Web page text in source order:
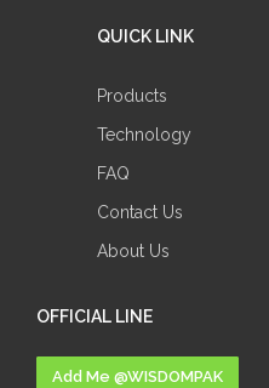
QUICK LINK
Products
Technology
FAQ
Contact Us
About Us
OFFICIAL LINE
Add Me @WISDOMPAK